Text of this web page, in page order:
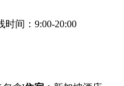
时间：9:00-20:00